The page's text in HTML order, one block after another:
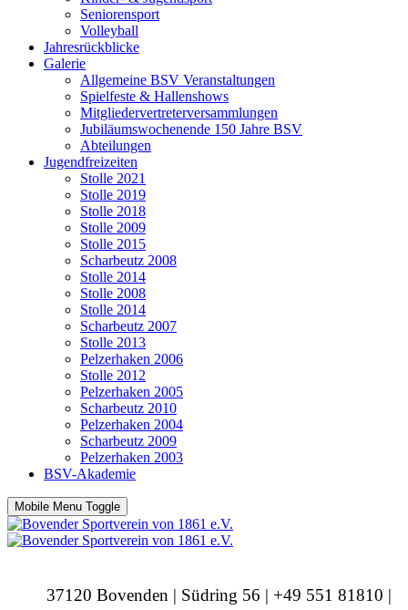
Seniorensport
Volleyball
Jahresrückblicke
Galerie
Allgemeine BSV Veranstaltungen
Spielfeste & Hallenshows
Mitgliedervertreterversammlungen
Jubiläumswochenende 150 Jahre BSV
Abteilungen
Jugendfreizeiten
Stolle 2021
Stolle 2019
Stolle 2018
Stolle 2009
Stolle 2015
Scharbeutz 2008
Stolle 2014
Stolle 2008
Stolle 2014
Scharbeutz 2007
Stolle 2013
Pelzerhaken 2006
Stolle 2012
Pelzerhaken 2005
Scharbeutz 2010
Pelzerhaken 2004
Scharbeutz 2009
Pelzerhaken 2003
BSV-Akademie
Mobile Menu Toggle
37120 Bovenden | Südring 56 | +49 551 81810 |